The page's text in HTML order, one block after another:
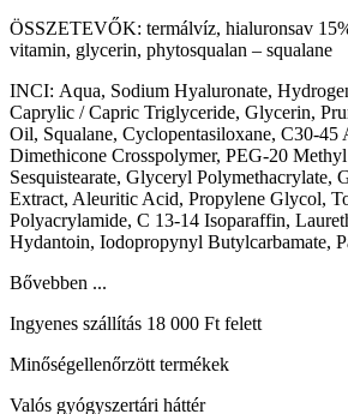
ÖSSZETEVŐK: termálvíz, hialuronsav
vitamin, glycerin, phytosqualan – squalane
INCI: Aqua, Sodium Hyaluronate,
Caprylic / Capric Triglyceride, Glycerin,
Oil, Squalane, Cyclopentasiloxane, C30-45
Dimethicone Crosspolymer, PEG-20
Sesquistearate, Glyceryl Polymethacrylate,
Extract, Aleuritic Acid, Propylene Glycol,
Polyacrylamide, C 13-14 Isoparaffin,
Hydantoin, Iodopropynyl Butylcarbamate,
Bővebben ...
Ingyenes szállítás 18 000 Ft felett
Minőségellenőrzött termékek
Valós gyógyszertári háttér